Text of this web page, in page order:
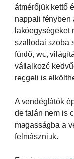
átmérőjük kettő
nappali fényben
lakóegységeket
szállodai szoba
fürdő, wc,
vállalkozó
reggeli is
A vendéglátók
de talán nem is
magasságba a
felmászniuk.